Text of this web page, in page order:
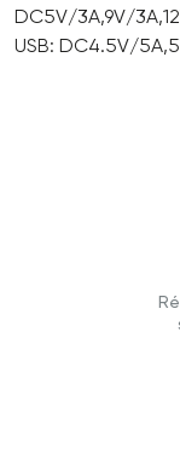
DC5V/3A,9V/
USB: DC4.5V/